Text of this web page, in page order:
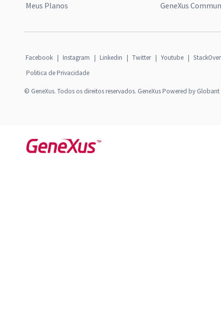
Meus Planos
GeneXus
Facebook | Instagram | Linkedin | Twitter | Youtube |
Politica de Privacidade
© GeneXus. Todos os direitos reservados. GeneXus Powered by Globant